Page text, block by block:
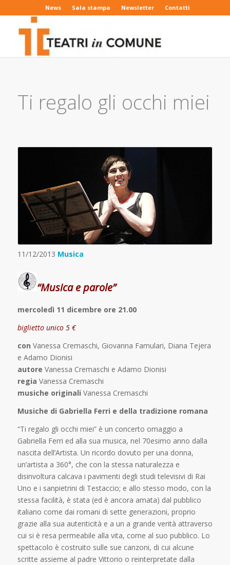
News Sala stampa Newsletter Contatti
Ti regalo gli occhi miei
11/12/2013 Musica
“Musica e parole”
mercoledì 11 dicembre ore 21.00
biglietto unico 5 €
con Vanessa Cremaschi, Giovanna Famulari, Diana Tejera
e Adamo Dionisi
autore Vanessa Cremaschi e Adamo Dionisi
regia Vanessa Cremaschi
musiche originali Vanessa Cremaschi
Musiche di Gabriella Ferri e della tradizione romana
“Ti regalo gli occhi miei” è un concerto omaggio a
Gabriella Ferri ed alla sua musica, nel 70esimo anno dalla
nascita dell’Artista. Un ricordo dovuto per una donna,
un’artista a 360°, che con la stessa naturalezza e
disinvoltura calcava i pavimenti degli studi televisivi di Rai
Uno e i sanpietrini di Testaccio; e allo stesso modo, con la
stessa facilità, è stata (ed è ancora amata) dal pubblico
italiano come dai romani di sette generazioni, proprio
grazie alla sua autenticità e a un a grande verità attraverso
cui si è resa permeabile alla vita, come al suo pubblico. Lo
spettacolo è costruito sulle sue canzoni, di cui alcune
scritte assieme al padre Vittorio o reinterpretate dalla